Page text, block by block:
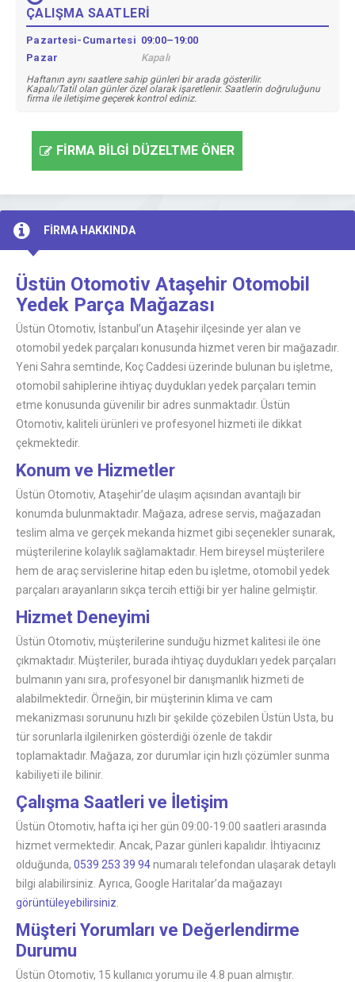
ÇALIŞMA SAATLERİ
Pazartesi-Cumartesi 09:00–19:00
Pazar
Kapalı
Haftanın aynı saatlere sahip günleri bir arada gösterilir.
Kapalı/Tatil olan günler özel olarak işaretlenir. Saatlerin doğruluğunu
firma ile iletişime geçerek kontrol ediniz.
FİRMA BİLGİ DÜZELTME ÖNER
FİRMA HAKKINDA
Üstün Otomotiv Ataşehir Otomobil
Yedek Parça Mağazası
Üstün Otomotiv, İstanbul’un Ataşehir ilçesinde yer alan ve
otomobil yedek parçaları konusunda hizmet veren bir mağazadır.
Yeni Sahra semtinde, Koç Caddesi üzerinde bulunan bu işletme,
otomobil sahiplerine ihtiyaç duydukları yedek parçaları temin
etme konusunda güvenilir bir adres sunmaktadır. Üstün
Otomotiv, kaliteli ürünleri ve profesyonel hizmeti ile dikkat
çekmektedir.
Konum ve Hizmetler
Üstün Otomotiv, Ataşehir’de ulaşım açısından avantajlı bir
konumda bulunmaktadır. Mağaza, adrese servis, mağazadan
teslim alma ve gerçek mekanda hizmet gibi seçenekler sunarak,
müşterilerine kolaylık sağlamaktadır. Hem bireysel müşterilere
hem de araç servislerine hitap eden bu işletme, otomobil yedek
parçaları arayanların sıkça tercih ettiği bir yer haline gelmiştir.
Hizmet Deneyimi
Üstün Otomotiv, müşterilerine sunduğu hizmet kalitesi ile öne
çıkmaktadır. Müşteriler, burada ihtiyaç duydukları yedek parçaları
bulmanın yanı sıra, profesyonel bir danışmanlık hizmeti de
alabilmektedir. Örneğin, bir müşterinin klima ve cam
mekanizması sorununu hızlı bir şekilde çözebilen Üstün Usta, bu
tür sorunlarla ilgilenirken gösterdiği özenle de takdir
toplamaktadır. Mağaza, zor durumlar için hızlı çözümler sunma
kabiliyeti ile bilinir.
Çalışma Saatleri ve İletişim
Üstün Otomotiv, hafta içi her gün 09:00-19:00 saatleri arasında
hizmet vermektedir. Ancak, Pazar günleri kapalıdır. İhtiyacınız
olduğunda, 0539 253 39 94numaralı telefondan ulaşarak detaylı
bilgi alabilirsiniz. Ayrıca, Google Haritalar’da mağazayı
görüntüleyebilirsiniz
Müşteri Yorumları ve Değerlendirme
Durumu
Üstün Otomotiv, 15 kullanıcı yorumu ile 4.8 puan almıştır.